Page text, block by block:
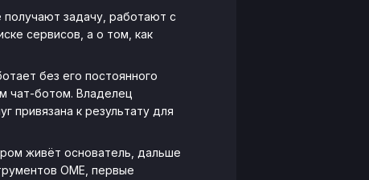
задачу, работают с
сервисов, а о том, как
без его постоянного
чат-ботом. Владелец
привязана к результату для
живёт основатель, дальше
OME, первые